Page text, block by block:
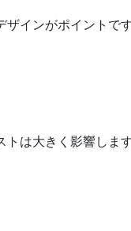
ザインがポイントです
は大きく影響します